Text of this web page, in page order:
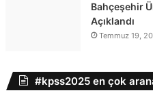
Bahçeşehir
Açıklandı
Temmuz 19,
#kpss2025 en çok